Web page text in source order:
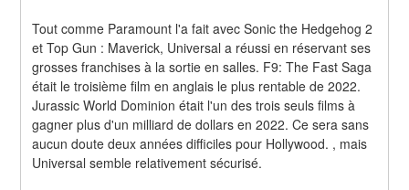
Tout comme Paramount l'a fait avec Sonic the Hedgehog 2
et Top Gun : Maverick, Universal a réussi en réservant ses
grosses franchises à la sortie en salles. F9: The Fast Saga
était le troisième film en anglais le plus rentable de 2022.
Jurassic World Dominion était l'un des trois seuls films à
gagner plus d'un milliard de dollars en 2022. Ce sera sans
aucun doute deux années difficiles pour Hollywood. , mais
Universal semble relativement sécurisé.